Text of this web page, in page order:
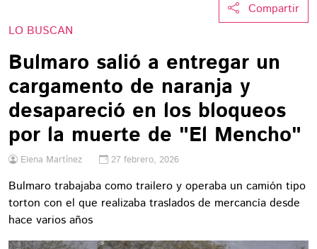
Compartir
LO BUSCAN
Bulmaro salió a entregar un
cargamento de naranja y
desapareció en los bloqueos
por la muerte de "El Mencho"
Elena Martínez 27 febrero, 2026
Bulmaro trabajaba como trailero y operaba un camión tipo
torton con el que realizaba traslados de mercancía desde
hace varios años